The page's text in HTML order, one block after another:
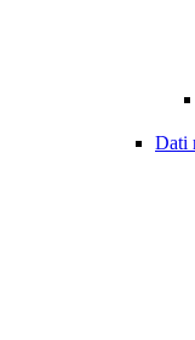
Dati